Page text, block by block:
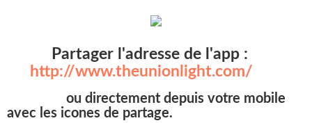
Partager l'adresse de l'app :
http://www.theunionlight.com/
ou directement depuis votre mobile
avec les icones de partage.